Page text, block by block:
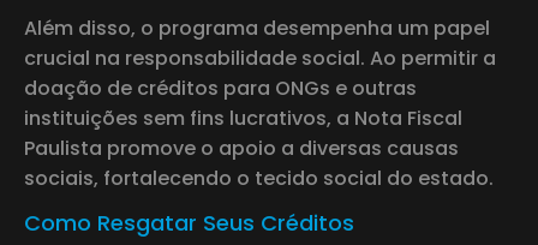
Além disso, o programa desempenha um papel
crucial na responsabilidade social. Ao permitir a
doação de créditos para ONGs e outras
instituições sem fins lucrativos, a Nota Fiscal
Paulista promove o apoio a diversas causas
sociais, fortalecendo o tecido social do estado.
Como Resgatar Seus Créditos